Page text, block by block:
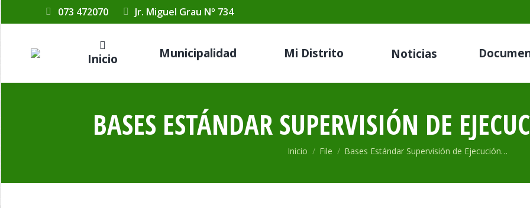
073 472070 Jr. Miguel Grau Nº 734
Inicio Municipalidad Mi Distrito Noticias
BASES ESTÁNDAR SUPERVISIÓN DE
Estás aquí:
Inicio File Bases Estándar Supervisión de Ejecución…